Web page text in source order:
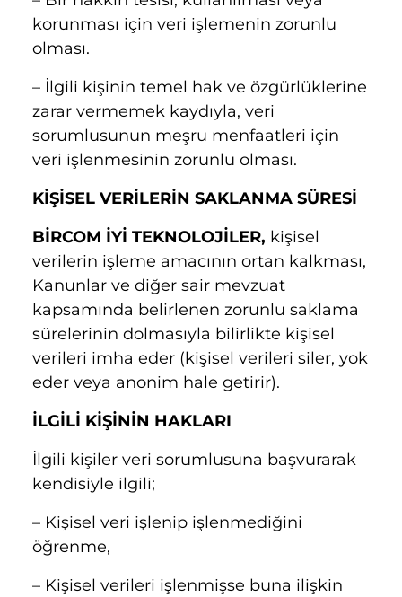
korunması için veri işlemenin zorunlu
olması.
– İlgili kişinin temel hak ve özgürlüklerine
zarar vermemek kaydıyla, veri
sorumlusunun meşru menfaatleri için
veri işlenmesinin zorunlu olması.
KİŞİSEL VERİLERİN SAKLANMA SÜRESİ
BİRCOM İYİ TEKNOLOJİLER, kişisel
verilerin işleme amacının ortan kalkması,
Kanunlar ve diğer sair mevzuat
kapsamında belirlenen zorunlu saklama
sürelerinin dolmasıyla bilirlikte kişisel
verileri imha eder (kişisel verileri siler, yok
eder veya anonim hale getirir).
İLGİLİ KİŞİNİN HAKLARI
İlgili kişiler veri sorumlusuna başvurarak
kendisiyle ilgili;
– Kişisel veri işlenip işlenmediğini
öğrenme,
– Kişisel verileri işlenmişse buna ilişkin